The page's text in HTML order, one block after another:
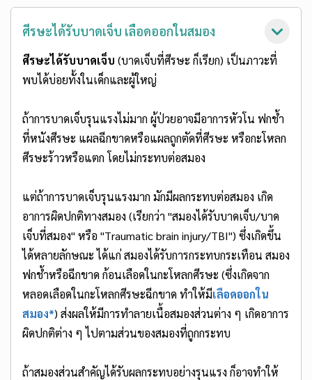
ศีรษะได้รับบาดเจ็บ เลือดออกในสมอง
ศีรษะได้รับบาดเจ็บ (บาดเจ็บที่ศีรษะ ก็เรียก) เป็นภาวะที่
พบได้บ่อยทั้งในเด็กและผู้ใหญ่
ถ้าการบาดเจ็บรุนแรงไม่มาก ผู้ป่วยอาจมีอาการหัวโน ฟกช้ำ
ที่หนังศีรษะ แผลฉีกขาดหรือแผลถูกตัดที่ศีรษะ หรือกะโหลก
ศีรษะร้าวหรือแตก โดยไม่กระทบต่อสมอง
แต่ถ้าการบาดเจ็บรุนแรงมาก มักมีผลกระทบต่อสมอง เกิด
อาการผิดปกติทางสมอง (เรียกว่า "สมองได้รับบาดเจ็บ/บาด
เจ็บที่สมอง" หรือ "Traumatic brain injury/TBI") ซึ่งเกิดขึ้น
ได้หลายลักษณะ ได้แก่ สมองได้รับการกระทบกระเทือน สมอง
ฟกช้ำหรือฉีกขาด ก้อนเลือดในกะโหลกศีรษะ (ซึ่งเกิดจาก
หลอดเลือดในกะโหลกศีรษะฉีกขาด ทำให้มีเลือดออกใน
สมอง*) ส่งผลให้มีการทำลายเนื้อสมองส่วนต่าง ๆ เกิดอาการ
ผิดปกติต่าง ๆ ไปตามส่วนของสมองที่ถูกกระทบ
ถ้าสมองส่วนสำคัญได้รับผลกระทบอย่างรุนแรง ก็อาจทำให้